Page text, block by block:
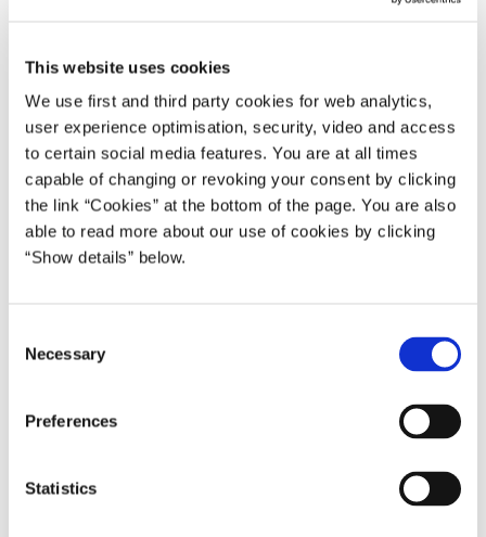
This website uses cookies
We use first and third party cookies for web analytics,
user experience optimisation, security, video and access
to certain social media features. You are at all times
capable of changing or revoking your consent by clicking
the link “Cookies” at the bottom of the page. You are also
able to read more about our use of cookies by clicking
“Show details” below.
Necessary
Preferences
Statistics
drøfte EU’s strategiske dagsorden, hvordan
migrationsudfordringen i Europa kan løses og det dansk-finske
samarbejde. Der vil være et kort pressemøde i den forbindelse.
Det er første gang, at den finske premierminister Petteri Orpo er
på officielt besøg i Danmark.
***
Der vil være fotomulighed ved premierministerens ankomst i
Dronningeporten kl. 11.00 og igen ved starten af det bilaterale
Det kræver tilmelding til presse@stm.dk senest fredag den 3. maj
Mødetid for pressen er klokken kl. 10.15 i Dronningeporten, Prins